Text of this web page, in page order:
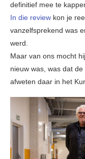
definitief mee te
In die review kon je
vanzelfsprekend was
werd.
Maar van ons mocht
nieuw was, was dat
afweten daar in het